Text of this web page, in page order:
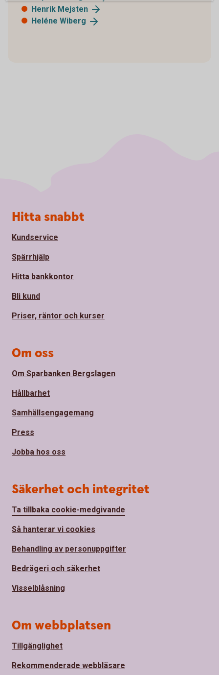
Henrik Mejsten
Heléne Wiberg
Sidfot
Hitta snabbt
Kundservice
Spärrhjälp
Hitta bankkontor
Bli kund
Priser, räntor och kurser
Om oss
Om Sparbanken Bergslagen
Hållbarhet
Samhällsengagemang
Press
Jobba hos oss
Säkerhet och integritet
Ta tillbaka cookie-medgivande
Så hanterar vi cookies
Behandling av personuppgifter
Bedrägeri och säkerhet
Visselblåsning
Om webbplatsen
Tillgänglighet
Rekommenderade webbläsare